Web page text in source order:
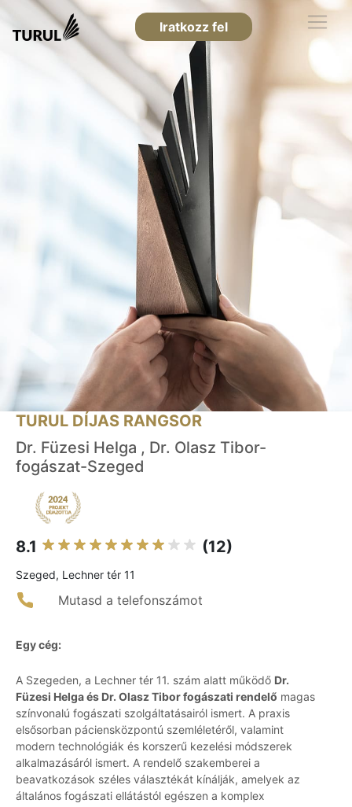
Iratkozz fel
TURUL DÍJAS RANGSOR
Dr. Füzesi Helga , Dr. Olasz Tibor-
fogászat-Szeged
8.1 (12)
Szeged, Lechner tér 11
Mutasd a telefonszámot
Egy cég:
A Szegeden, a Lechner tér 11. szám alatt működő Dr.
Füzesi Helga és Dr. Olasz Tibor fogászati rendelő magas
színvonalú fogászati szolgáltatásairól ismert. A praxis
elsősorban páciensközpontú szemléletéről, valamint
modern technológiák és korszerű kezelési módszerek
alkalmazásáról ismert. A rendelő szakemberei a
beavatkozások széles választékát kínálják, amelyek az
általános fogászati ellátástól egészen a komplex